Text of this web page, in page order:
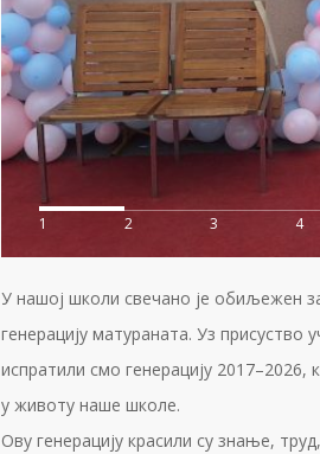
1 2 3 4
У нашој школи свечано је обиљежен
генерацију матураната. Уз присуство
испратили смо генерацију 2017–2026,
у животу наше школе.
Ову генерацију красили су знање,